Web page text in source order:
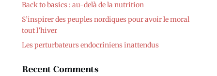
Back to basics : au-delà de la nutrition
S’inspirer des peuples nordiques pour avoir le moral
tout l’hiver
Les perturbateurs endocriniens inattendus
Recent Comments